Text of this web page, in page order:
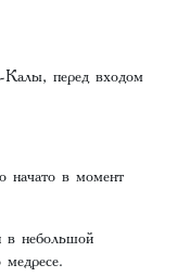
Калы, перед входом
начато в момент
в небольшой
медресе.